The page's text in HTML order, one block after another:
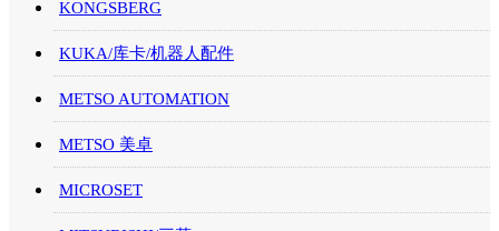
KONGSBERG
KUKA/库卡/机器人配件
METSO AUTOMATION
METSO 美卓
MICROSET